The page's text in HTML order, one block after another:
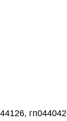
гп044042